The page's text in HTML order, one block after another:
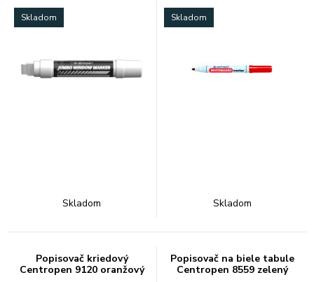
Skladom
Skladom
Skladom
Skladom
Popisovač kriedový
Centropen 9120 oranžový
Popisovač na biele tabule
Centropen 8559 zelený